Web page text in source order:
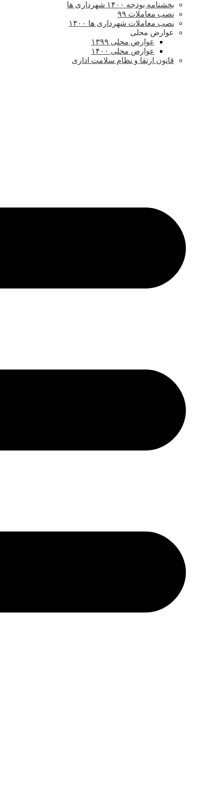
بخشنامه بودجه ۱۴۰۰ شهرداری ها
نصب معاملات ۹۹
نصب معاملات شهرداری ها ۱۴۰۰
عوارض محلی
عوارض محلی ۱۳۹۹
عوارض محلی ۱۴۰۰
قانون ارتقا و نظام سلامت اداری